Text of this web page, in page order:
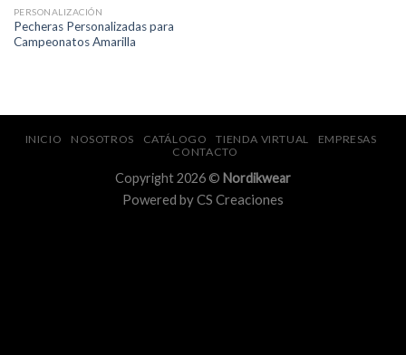
PERSONALIZACIÓN
Pecheras Personalizadas para
Campeonatos Amarilla
INICIO NOSOTROS CATÁLOGO TIENDA VIRTUAL
EMPRESAS
CONTACTO
Copyright 2026 © Nordikwear
Powered byCS Creaciones